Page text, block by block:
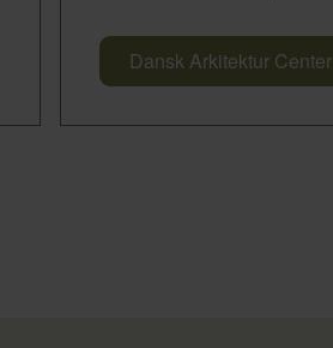
Dansk Arkitektur Center